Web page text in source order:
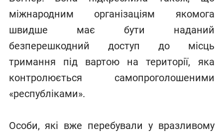
міжнародним організаціям якомога
швидше має бути наданий
безперешкодний доступ до місць
тримання під вартою на території, яка
контролюється самопроголошеними
«республіками».
Особи, які вже перебували у вразливому